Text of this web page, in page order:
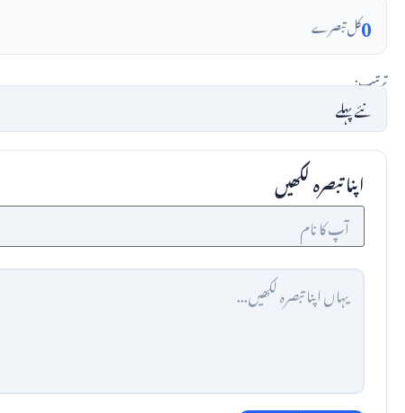
0کل تبصرے
ترتیب:
اپنا تبصرہ لکھیں